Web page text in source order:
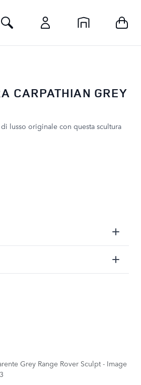
Toggle Search
CARPATHIAN GREY
lusso originale con questa scultura